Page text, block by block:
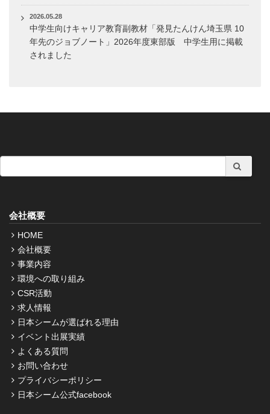
2026.05.28
中学生向けキャリア教育副教材「発見たんけん埼玉県 10
年先のジョブノート」2026年度東部版 中学生用に掲載
されました
会社概要
HOME
会社概要
事業内容
環境への取り組み
CSR活動
求人情報
日本シームが選ばれる理由
イベント出展実績
よくある質問
お問い合わせ
プライバシーポリシー
日本シーム公式facebook